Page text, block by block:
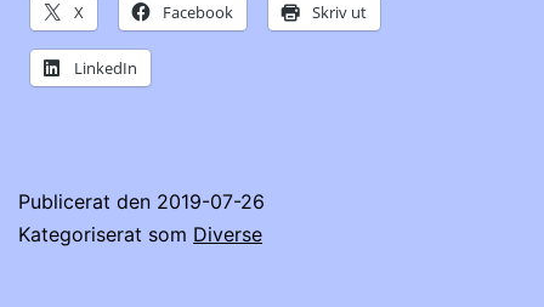
X Facebook Skriv ut
LinkedIn
Publicerat den 2019-07-26
Kategoriserat som Diverse